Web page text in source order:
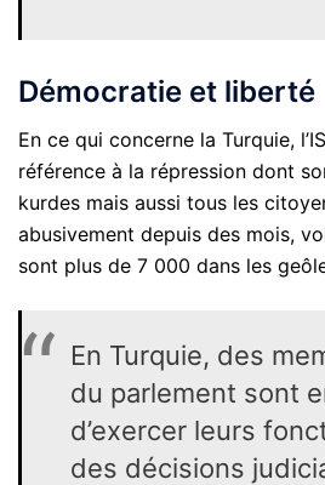
Démocratie et liberté
En ce qui concerne la Turquie,
référence à la répression dont
kurdes mais aussi tous les
abusivement depuis des mois,
sont plus de 7 000 dans les
En Turquie, des
du parlement sont
d’exercer leurs
des décisions